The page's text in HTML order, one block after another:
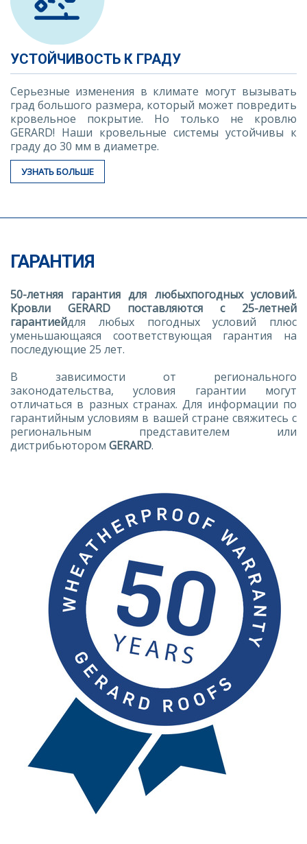
УСТОЙЧИВОСТЬ К ГРАДУ
Серьезные изменения в климате могут вызывать
град большого размера, который может повредить
кровельное покрытие. Но только не кровлю
GERARD! Наши кровельные системы устойчивы к
граду до 30 мм в диаметре.
УЗНАТЬ БОЛЬШЕ
ГАРАНТИЯ
50-летняя гарантиядля любыхпогодных условий.
Кровли GERARD поставляются с 25-летней
гарантиейдля любых погодных условий плюс
уменьшающаяся соответствующая гарантия на
последующие 25 лет.
В зависимости от регионального
законодательства, условия гарантии могут
отличаться в разных странах. Для информации по
гарантийным условиям в вашей стране свяжитесь с
региональным представителем или
дистрибьютором GERARD.